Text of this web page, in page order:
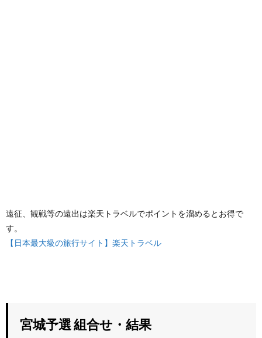
遠征、観戦等の遠出は楽天トラベルでポイントを溜めるとお得で
す。
【日本最大級の旅行サイト】楽天トラベル
宮城予選 組合せ・結果